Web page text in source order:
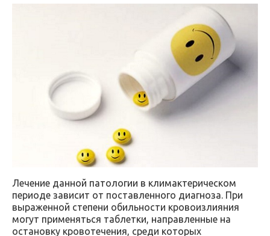
Лечение данной патологии в климактерическом
периоде зависит от поставленного диагноза. При
выраженной степени обильности кровоизлияния
могут применяться таблетки, направленные на
остановку кровотечения, среди которых